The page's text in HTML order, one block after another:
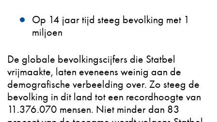
Op 14 jaar tijd steeg bevolking met 1
miljoen
De globale bevolkingscijfers die Statbel
vrijmaakte, laten eveneens weinig aan de
demografische verbeelding over. Zo steeg de
bevolking in dit land tot een recordhoogte van
11.376.070 mensen. Niet minder dan 83